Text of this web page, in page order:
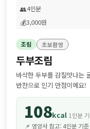
👥4인분
💰3,000원
조림 초보환영
두부조림
바삭한 두부를 감칠맛나는
반찬으로 인기 만점이에요!
108kcal 1인분
📌 영양사 참고: 4인분 기